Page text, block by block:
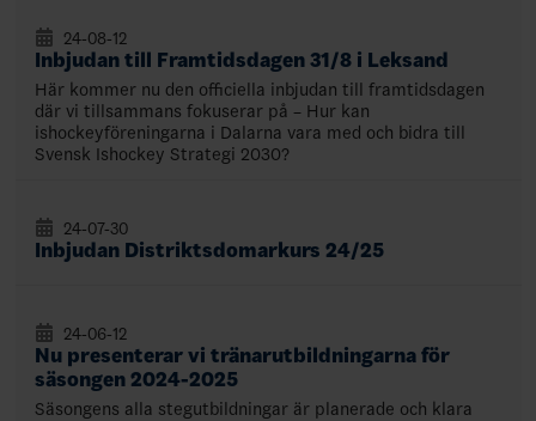
Inbjudan till Framtidsdagen 31/8 i Leksand
24-08-12
Här kommer nu den officiella inbjudan till framtidsdagen
där vi tillsammans fokuserar på – Hur kan
ishockeyföreningarna i Dalarna vara med och bidra till
Svensk Ishockey Strategi 2030?
Inbjudan Distriktsdomarkurs 24/25
24-07-30
Nu presenterar vi tränarutbildningarna för
säsongen 2024-2025
24-06-12
Säsongens alla stegutbildningar är planerade och klara